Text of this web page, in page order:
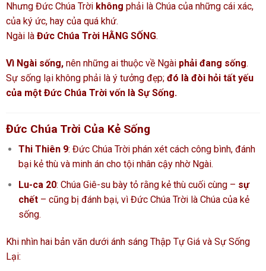
Nhưng Đức Chúa Trời không phải là Chúa của những cái xác,
của ký ức, hay của quá khứ.
Ngài là Đức Chúa Trời HẰNG SỐNG.
Vì Ngài sống, nên những ai thuộc về Ngài phải đang sống.
Sự sống lại không phải là ý tưởng đẹp; đó là đòi hỏi tất yếu
của một Đức Chúa Trời vốn là Sự Sống.
Đức Chúa Trời Của Kẻ Sống
Thi Thiên 9: Đức Chúa Trời phán xét cách công bình, đánh
bại kẻ thù và minh án cho tội nhân cậy nhờ Ngài.
Lu-ca 20: Chúa Giê-su bày tỏ rằng kẻ thù cuối cùng – sự
chết– cũng bị đánh bại, vì Đức Chúa Trời là Chúa của kẻ
sống.
Khi nhìn hai bản văn dưới ánh sáng Thập Tự Giá và Sự Sống
Lại: